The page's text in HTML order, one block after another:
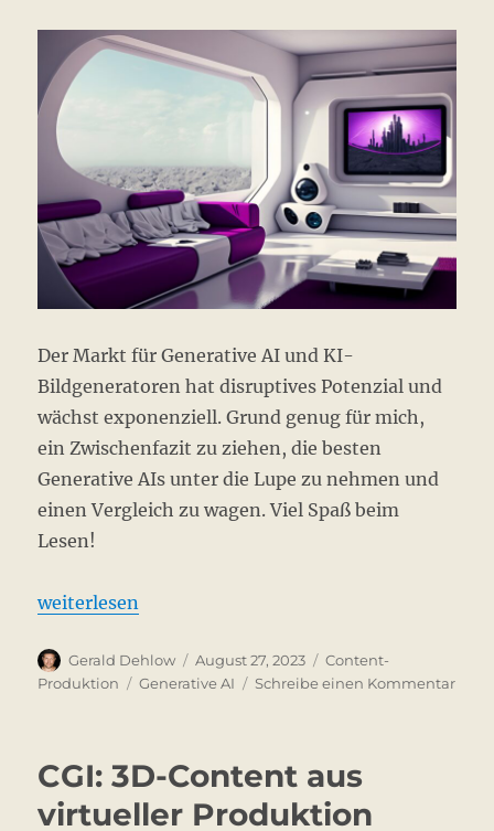
Der Markt für Generative AI und KI-
Bildgeneratoren hat disruptives Potenzial und
wächst exponenziell. Grund genug für mich,
ein Zwischenfazit zu ziehen, die besten
Generative AIs unter die Lupe zu nehmen und
einen Vergleich zu wagen. Viel Spaß beim
Lesen!
„Midjourney, Stable Diffusion, Photoshop Firefly
weiterlesen
Autor
Gerald Dehlow
Veröffentlicht
am
August 27, 2023 Kategorien
Content-
Produktion
Schlagwörter
Generative AI Schreibe einen Kommentarzu
CGI: 3D-Content aus
virtueller Produktion